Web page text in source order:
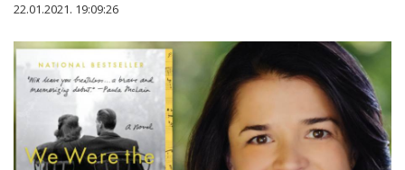
22.01.2021. 19:09:26